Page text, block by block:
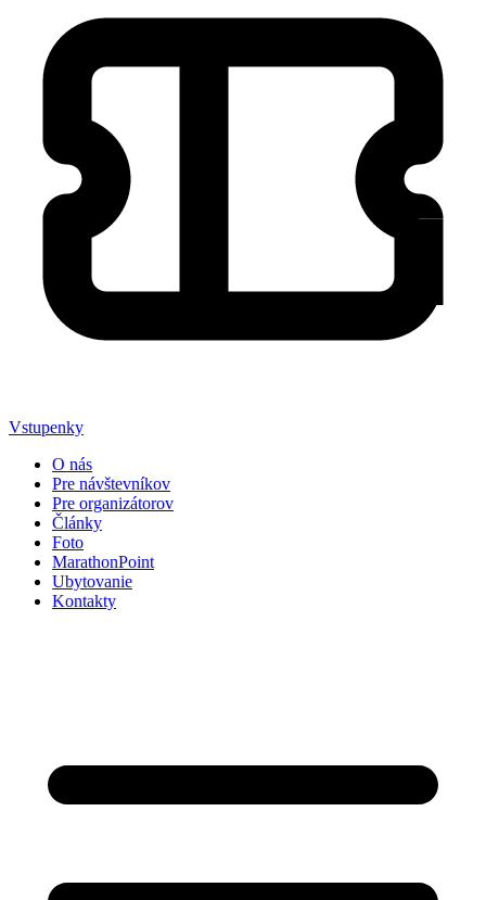
Vstupenky
O nás
Pre návštevníkov
Pre organizátorov
Články
Foto
MarathonPoint
Ubytovanie
Kontakty